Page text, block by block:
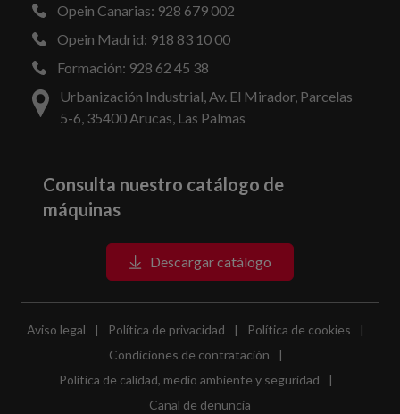
Opein Canarias: 928 679 002
Opein Madrid: 918 83 10 00
Formación: 928 62 45 38
Urbanización Industrial, Av. El Mirador, Parcelas
5-6, 35400 Arucas, Las Palmas
Consulta nuestro catálogo de
máquinas
Descargar catálogo
Aviso legal | Política de privacidad | Política de cookies
|
Condiciones de contratación
|
Política de calidad, medio ambiente y seguridad
|
Canal de denuncia